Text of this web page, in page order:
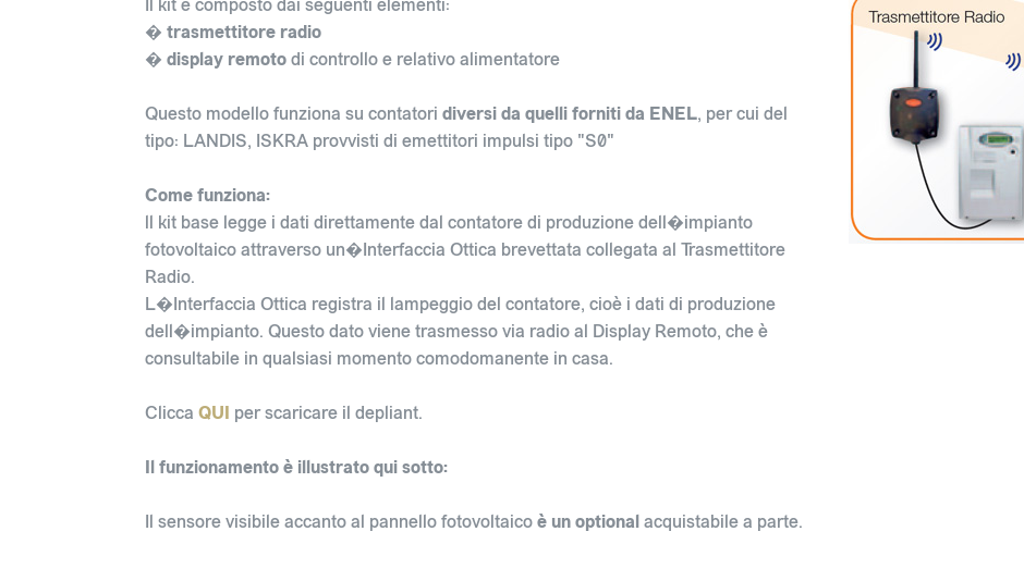
Il kit è composto dai seguenti elementi:
� trasmettitore radio
� display remotodi controllo e relativo alimentatore
Questo modello funziona su contatori diversi da quelli forniti da ENEL, per cui del
tipo: LANDIS, ISKRA provvisti di emettitori impulsi tipo "S0"
Come funziona:
ll kit base legge i dati direttamente dal contatore di produzione dell�impianto
fotovoltaico attraverso un�Interfaccia Ottica brevettata collegata al Trasmettitore
Radio.
L�Interfaccia Ottica registra il lampeggio del contatore, cioè i dati di produzione
dell�impianto. Questo dato viene trasmesso via radio al Display Remoto, che è
consultabile in qualsiasi momento comodomanente in casa.
Clicca QUI per scaricare il depliant.
Il funzionamento è illustrato qui sotto:
Il sensore visibile accanto al pannello fotovoltaicoè un optionalacquistabile a parte.